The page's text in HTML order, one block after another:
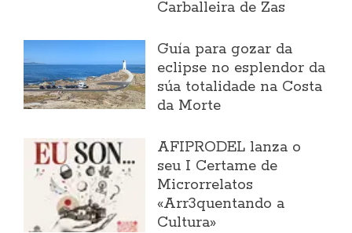
Carballeira de Zas
Guía para gozar da
eclipse no esplendor da
súa totalidade na Costa
da Morte
AFIPRODEL lanza o
seu I Certame de
Microrrelatos
«Arr3quentando a
Cultura»